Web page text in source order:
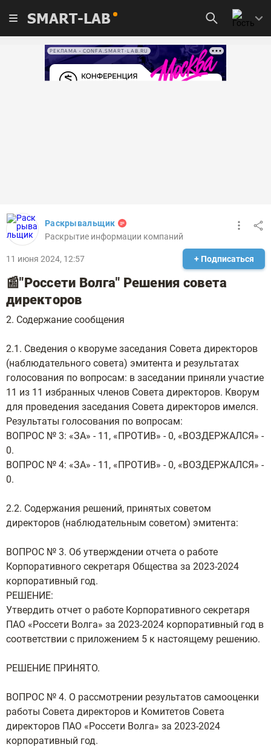
SMART-LAB
РЕКЛАМА • CONFA.SMART-LAB.RU
Раскрывальщик
Раскрытие информации компаний
11 июня 2024, 12:57 + Подписаться
📰"Россети Волга" Решения совета
директоров
2. Содержание сообщения
2.1. Сведения о кворуме заседания Совета директоров
(наблюдательного совета) эмитента и результатах
голосования по вопросам: в заседании приняли участие
11 из 11 избранных членов Совета директоров. Кворум
для проведения заседания Совета директоров имелся.
Результаты голосования по вопросам:
ВОПРОС № 3: «ЗА» - 11, «ПРОТИВ» - 0, «ВОЗДЕРЖАЛСЯ» -
0.
ВОПРОС № 4: «ЗА» - 11, «ПРОТИВ» - 0, «ВОЗДЕРЖАЛСЯ» -
0.
2.2. Содержания решений, принятых советом
директоров (наблюдательным советом) эмитента:
ВОПРОС № 3. Об утверждении отчета о работе
Корпоративного секретаря Общества за 2023-2024
корпоративный год.
РЕШЕНИЕ:
Утвердить отчет о работе Корпоративного секретаря
ПАО «Россети Волга» за 2023-2024 корпоративный год в
соответствии с приложением 5 к настоящему решению.
РЕШЕНИЕ ПРИНЯТО.
ВОПРОС № 4. О рассмотрении результатов самооценки
работы Совета директоров и Комитетов Совета
директоров ПАО «Россети Волга» за 2023-2024
корпоративный год.